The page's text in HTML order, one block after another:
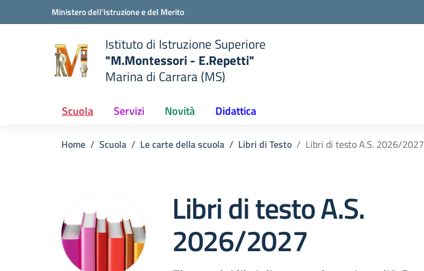
Vai ai contenuti
Vai al menu di navigazioneMinistero dell'Istruzione e del Merito
Istituto di Istruzione Superiore
"M.Montessori - E.Repetti"
Marina di Carrara (MS)
Scuola Servizi Novità Didattica
Home Scuola Le carte della scuola Libri di Testo Libri di testo A.S. 2026/2027
Libri di testo A.S.
2026/2027